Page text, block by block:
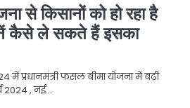
से किसानों को हो रहा है
कैसे ले सकते हैं इसका
में प्रधानमंत्री फसल बीमा योजना में बढ़ी
2024 , नई…